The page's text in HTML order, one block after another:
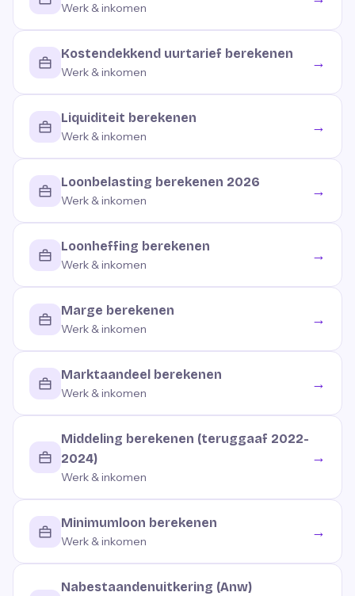
Werk & inkomen
Kostendekkend uurtarief berekenen
Werk & inkomen
→
Liquiditeit berekenen
Werk & inkomen
→
Loonbelasting berekenen 2026
Werk & inkomen
→
Loonheffing berekenen
Werk & inkomen
→
Marge berekenen
Werk & inkomen
→
Marktaandeel berekenen
Werk & inkomen
→
Middeling berekenen (teruggaaf 2022-
2024)
Werk & inkomen
→
Minimumloon berekenen
Werk & inkomen
→
Nabestaandenuitkering (Anw)